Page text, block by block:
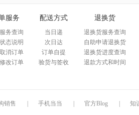
服务
务查询
态说明
消订单
改订单
配送方式
当日递
次日达
订单自提
验货与签收
退换货
退换货服务查询
自助申请退换货
退换货进度查询
退款方式和时间
销售 手机当当 官方Blog 知